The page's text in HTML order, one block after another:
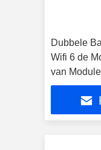
Dubbele
Wifi 6 de
van